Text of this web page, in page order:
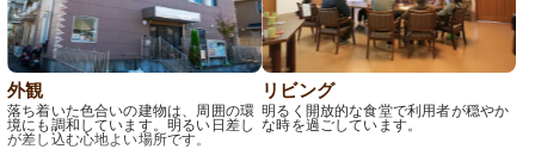
外観
落ち着いた色合いの建物は、周囲の環
境にも調和しています。明るい日差し
が差し込む心地よい場所です。
リビング
明るく開放的な食堂で利用者が穏やか
な時を過ごしています。